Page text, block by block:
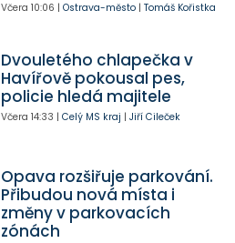
Včera 10:06 | Ostrava-město| Tomáš Kořistka
Dvouletého chlapečka v
Havířově pokousal pes,
policie hledá majitele
Včera 14:33 | Celý MS kraj | Jiří Cileček
Opava rozšiřuje parkování.
Přibudou nová místa i
změny v parkovacích
zónách